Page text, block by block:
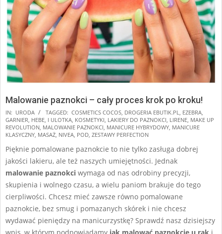
Malowanie paznokci – cały proces krok po kroku!
2024-
11-
17
IN: URODA TAGGED: COSMETICS COCOS, DROGERIA EBUTIK.PL, EZEBRA,
GARNIER, HEBE, I ULOTKA, KOSMETYKI, LAKIERY DO PAZNOKCI, LIRENE, MAKE UP
REVOLUTION, MALOWANIE PAZNOKCI, MANICURE HYBRYDOWY, MANICURE
KLASYCZNY, MASAŻ, NIVEA, POD, ZESTAWY PERFECTION
Pięknie pomalowane paznokcie to nie tylko zasługa dobrej
jakości lakieru, ale też naszych umiejętności. Jednak
malowanie paznokci wymaga od nas odrobiny precyzji,
skupienia i wolnego czasu, a wielu paniom brakuje do tego
cierpliwości. Chcesz mieć zawsze równo pomalowane
paznokcie, bez smug i pomazanych skórek i nie chcesz
wydawać pieniędzy na manicurzystkę? Sprawdź nasz dzisiejszy